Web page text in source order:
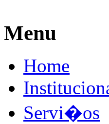
Menu
Home
Servi�os